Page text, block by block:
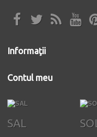
Informaţii
Contul meu
SAL SOL